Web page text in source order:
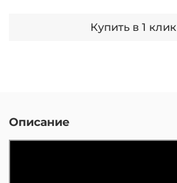
Купить в 1 клик
Описание